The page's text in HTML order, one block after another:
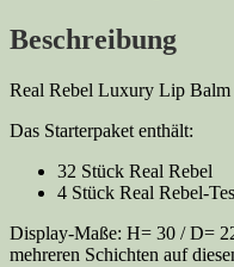
Beschreibung
Real Rebel Luxury Lip Balm
Das Starterpaket enthält:
32 Stück Real Rebel
4 Stück Real Rebel-
Display-Maße: H= 30 / D=
mehreren Schichten auf